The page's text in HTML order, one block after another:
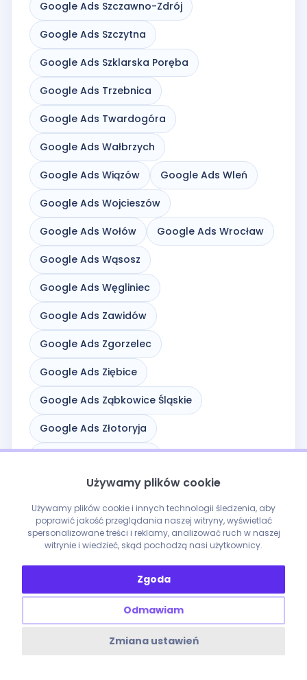
Używamy plików cookie
Używamy plików cookie i innych technologii śledzenia, aby
poprawić jakość przeglądania naszej witryny, wyświetlać
spersonalizowane treści i reklamy, analizować ruch w naszej
witrynie i wiedzieć, skąd pochodzą nasi użytkownicy.
Zgoda
Odmawiam
Zmiana ustawień
Google Ads Szczawno-Zdrój
Google Ads Szczytna
Google Ads Szklarska Poręba
Google Ads Trzebnica
Google Ads Twardogóra
Google Ads Wałbrzych
Google Ads Wiązów Google Ads Wleń
Google Ads Wojcieszów
Google Ads Wołów Google Ads Wrocław
Google Ads Wąsosz
Google Ads Węgliniec
Google Ads Zawidów
Google Ads Zgorzelec
Google Ads Ziębice
Google Ads Ząbkowice Śląskie
Google Ads Złotoryja
Google Ads Złoty Stok
Google Ads Ścinawa
Google Ads Środa Śląska
Google Ads Świdnica
Google Ads Świebodzice
Google Ads Świeradów-Zdrój
Google Ads Świerzawa